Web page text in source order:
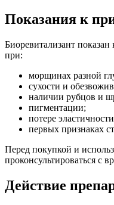
Показания к
Биоревитализант
при:
морщинах разной
сухости и
наличии рубцов и
пигментации;
потере
первых признаках
Перед покупкой и
проконсультироваться с
Действие